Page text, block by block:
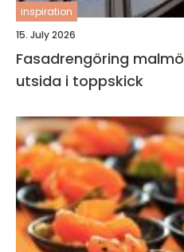
inspiration
15. July 2026
Fasadrengöring malmö så håller du husets
utsida i toppskick